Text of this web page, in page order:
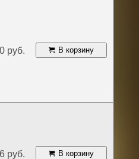
руб. В корзину
руб. В корзину